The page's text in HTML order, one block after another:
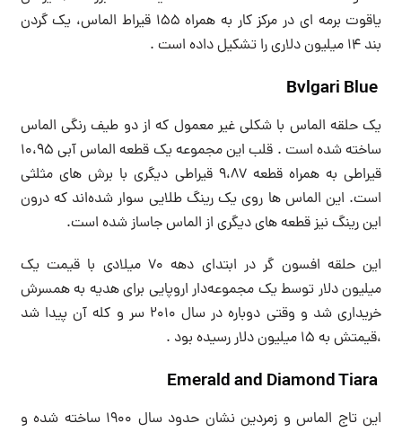
یاقوت برمه ای در مرکز کار به همراه ۱۵۵ قیراط الماس، یک گردن
بند ۱۴ میلیون دلاری را تشکیل داده است .
یک حلقه الماس با شکلی غیر معمول که از دو طیف رنگی الماس
ساخته شده است . قلب این مجموعه یک قطعه الماس آبی ۱۰،۹۵
قیراطی به همراه قطعه ۹،۸۷ قیراطی دیگری با برش های مثلثی
است. این الماس ها روی یک رینگ طلایی سوار شده‌اند که درون
این رینگ نیز قطعه های دیگری از الماس جاساز شده است.
این حلقه افسون گر در ابتدای دهه ۷۰ میلادی با قیمت یک
میلیون دلار توسط یک مجموعه‌دار اروپایی برای هدیه به همسرش
خریداری شد و وقتی دوباره در سال ۲۰۱۰ سر و کله آن پیدا شد
،قیمتش به ۱۵ میلیون دلار رسیده بود .
این تاج الماس و زمردین نشان حدود سال ۱۹۰۰ ساخته شده و